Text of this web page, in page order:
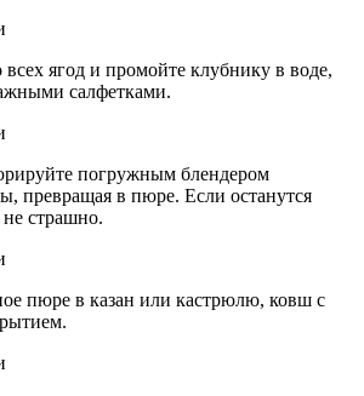
всех ягод и промойте клубнику в воде,
салфетками.
погружным блендером
превращая в пюре. Если останутся
не страшно.
пюре в казан или кастрюлю, ковш с